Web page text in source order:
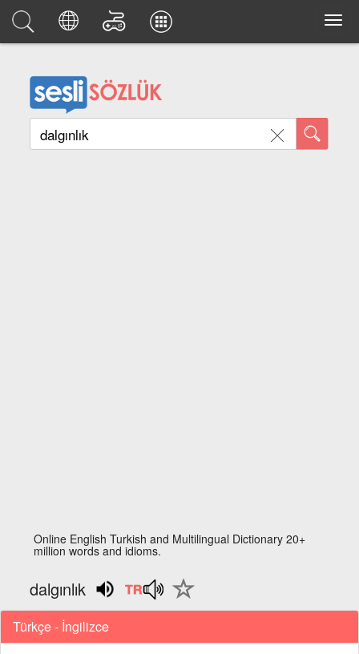
Online English Turkish and Multilingual Dictionary 20+
million words and idioms.
dalgınlık
Türkçe - İngilizce